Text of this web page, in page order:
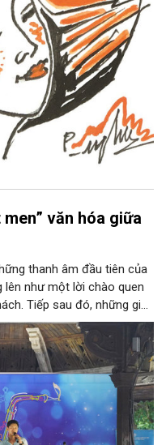
văn hóa giữa
thanh âm đầu tiên của
lên như một lời chào quen
Tiếp sau đó, những giai
cất lên qua phần biểu
nghệ sĩ Bình Minh Jazz
giàu cảm xúc ngay giữa